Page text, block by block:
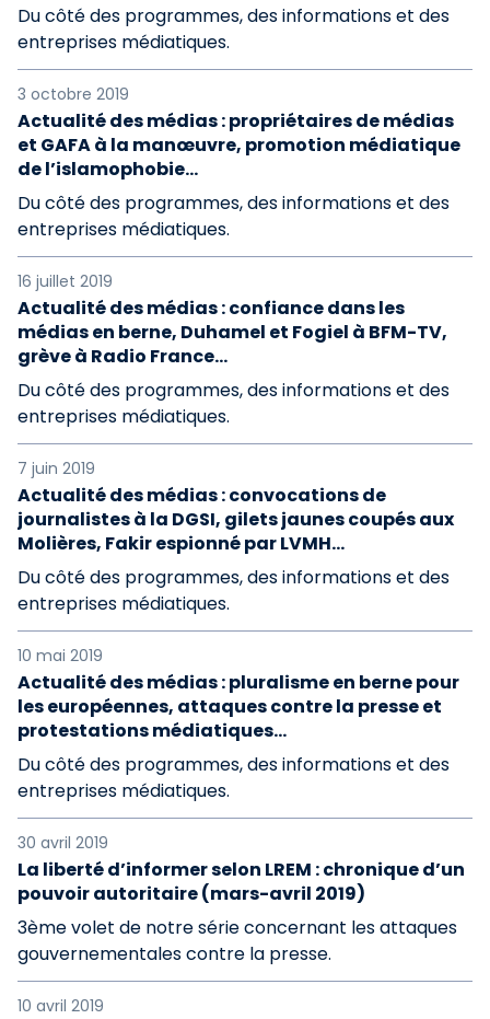
Du côté des programmes, des informations et des
entreprises médiatiques.
3 octobre 2019
Actualité des médias : propriétaires de médias
et GAFA à la manœuvre, promotion médiatique
de l’islamophobie...
Du côté des programmes, des informations et des
entreprises médiatiques.
16 juillet 2019
Actualité des médias : confiance dans les
médias en berne, Duhamel et Fogiel à BFM-TV,
grève à Radio France...
Du côté des programmes, des informations et des
entreprises médiatiques.
7 juin 2019
Actualité des médias : convocations de
journalistes à la DGSI, gilets jaunes coupés aux
Molières, Fakir espionné par LVMH...
Du côté des programmes, des informations et des
entreprises médiatiques.
10 mai 2019
Actualité des médias : pluralisme en berne pour
les européennes, attaques contre la presse et
protestations médiatiques…
Du côté des programmes, des informations et des
entreprises médiatiques.
30 avril 2019
La liberté d’informer selon LREM : chronique d’un
pouvoir autoritaire (mars-avril 2019)
3ème volet de notre série concernant les attaques
gouvernementales contre la presse.
10 avril 2019